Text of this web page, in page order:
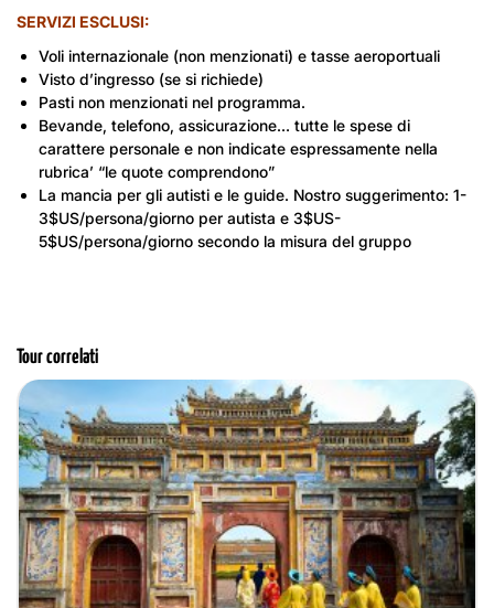
Guida
Macchina
Guida
Macchina
dei vivaci mercati aperti della città,
Chars
, chiamato anche “Mercato Vecchio”,
dove tutto e tutto è in vendita!
Cena libera e pernottamento in hotel a
Siem Reap.
SERVIZI ESCLUSI:
Voli internazionale (non menzionati) e tasse aeroportuali
Visto d’ingresso (se si richiede)
Pasti non menzionati nel programma.
Bevande, telefono, assicurazione… tutte le spese di
carattere personale e non indicate espressamente nella
rubrica’ “le quote comprendono”
La mancia per gli autisti e le guide. Nostro suggerimento: 1-
3$US/persona/giorno per autista e 3$US-
5$US/persona/giorno secondo la misura del gruppo
Tour correlati